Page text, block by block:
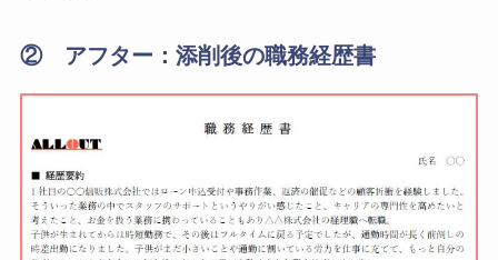
② アフター：添削後の職務経歴書